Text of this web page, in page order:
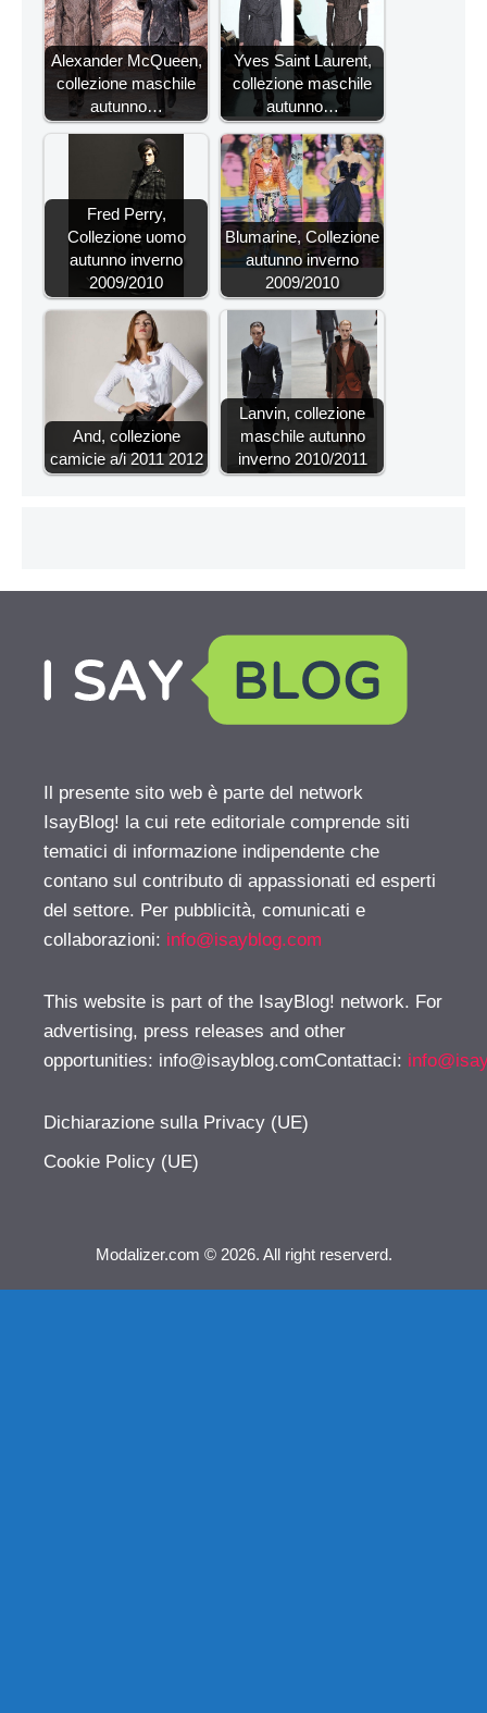
Alexander McQueen,
collezione maschile
autunno…
Yves Saint Laurent,
collezione maschile
autunno…
Fred Perry,
Collezione uomo
autunno inverno
2009/2010
Blumarine, Collezione
autunno inverno
2009/2010
And, collezione
camicie a/i 2011 2012
Lanvin, collezione
maschile autunno
inverno 2010/2011
Il presente sito web è parte del network
IsayBlog! la cui rete editoriale comprende siti
tematici di informazione indipendente che
contano sul contributo di appassionati ed esperti
del settore. Per pubblicità, comunicati e
collaborazioni: info@isayblog.com
This website is part of the IsayBlog! network. For
advertising, press releases and other
opportunities: info@isayblog.comContattaci:
Dichiarazione sulla Privacy (UE)
Cookie Policy (UE)
Modalizer.com © 2026. All right reserverd.